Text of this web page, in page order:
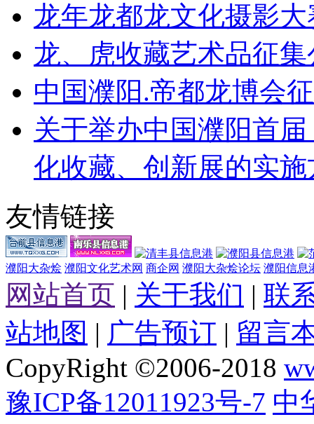
龙年龙都龙文化摄影
龙、虎收藏艺术品征集
中国濮阳.帝都龙博会
关于举办中国濮阳首
化收藏、创新展的实施
友情链接
濮阳大杂烩 濮阳文化艺术网 商企网 濮阳大杂烩论坛 濮阳信息
网站首页 | 关于我们 | 联
站地图 | 广告预订 | 留言
CopyRight ©2006-2018
豫ICP备12011923号-7 中